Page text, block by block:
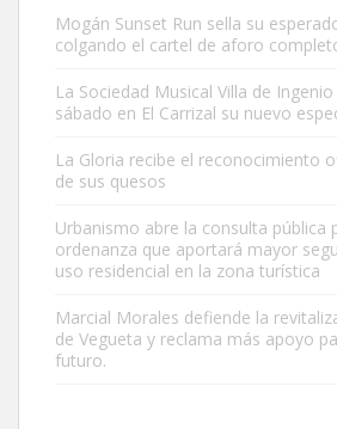
Busco adopción responsable para mi perra.
Leales.org » Gran Canaria | 6.7.2025
Mogán Sunset Run sella su
colgando el cartel de aforo
La Sociedad Musical Villa de
sábado en El Carrizal su nuevo
La Gloria recibe el reconocimiento
de sus quesos
Urbanismo abre la consulta pública
ordenanza que aportará mayor
uso residencial en la zona turística
Marcial Morales defiende la
de Vegueta y reclama más apoyo
futuro.